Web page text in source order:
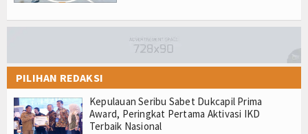
PILIHAN REDAKSI
Kepulauan Seribu Sabet Dukcapil Prima
Award, Peringkat Pertama Aktivasi IKD
Terbaik Nasional